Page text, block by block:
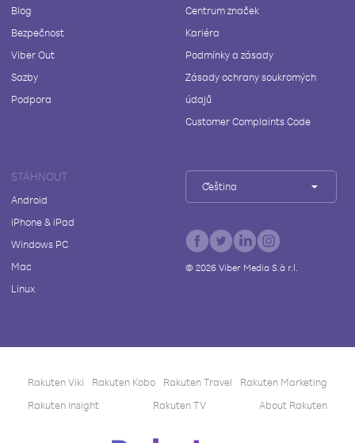
Blog
Bezpečnost
Viber Out
Sazby
Podpora
Centrum značek
Kariéra
Podmínky a zásady
Zásady ochrany soukromých
údajů
Customer Complaints Code
STÁHNOUT
Android
iPhone & iPad
Windows PC
Mac
Linux
Čeština
© 2026Viber Media S.à r.l.
Rakuten Viki Rakuten Kobo Rakuten Travel
Rakuten Marketing
Rakuten Insight
Rakuten TV About Rakuten